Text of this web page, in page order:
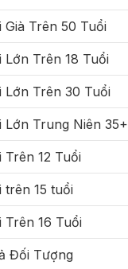
Già Trên 50 Tuổi
Lớn Trên 18 Tuổi
Lớn Trên 30 Tuổi
Lớn Trung Niên 35+
Trên 12 Tuổi
trên 15 tuổi
Trên 16 Tuổi
Đối Tượng